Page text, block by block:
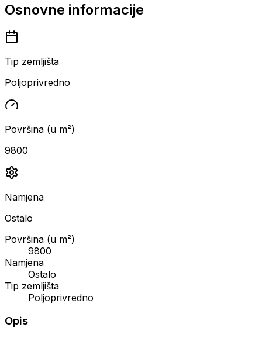
Osnovne informacije
Tip zemljišta
Poljoprivredno
Površina (u m²)
9800
Namjena
Ostalo
Površina (u m²)
9800
Namjena
Ostalo
Tip zemljišta
Poljoprivredno
Opis